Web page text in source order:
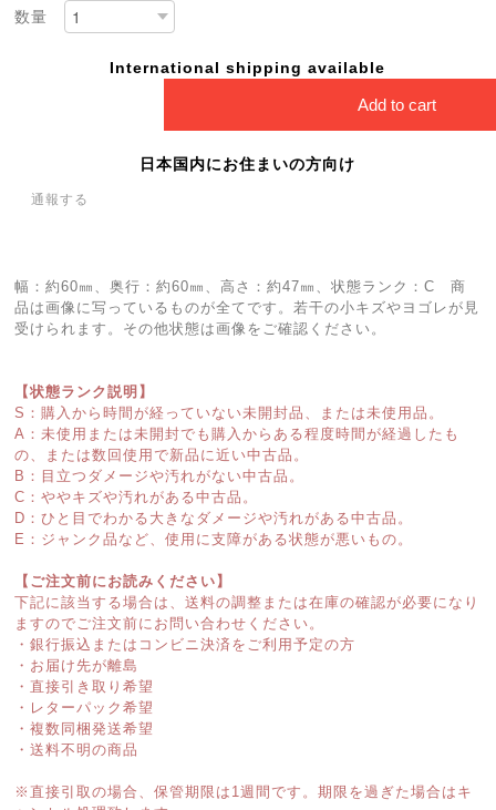
数量
International shipping available
Add to cart
日本国内にお住まいの方向け
通報する
幅：約60㎜、奥行：約60㎜、高さ：約47㎜、状態ランク：C 商
品は画像に写っているものが全てです。若干の小キズやヨゴレが見
受けられます。その他状態は画像をご確認ください。
【状態ランク説明】
S：購入から時間が経っていない未開封品、または未使用品。
A：未使用または未開封でも購入からある程度時間が経過したも
の、または数回使用で新品に近い中古品。
B：目立つダメージや汚れがない中古品。
C：ややキズや汚れがある中古品。
D：ひと目でわかる大きなダメージや汚れがある中古品。
E：ジャンク品など、使用に支障がある状態が悪いもの。
【ご注文前にお読みください】
下記に該当する場合は、送料の調整または在庫の確認が必要になり
ますのでご注文前にお問い合わせください。
・銀行振込またはコンビニ決済をご利用予定の方
・お届け先が離島
・直接引き取り希望
・レターパック希望
・複数同梱発送希望
・送料不明の商品
※直接引取の場合、保管期限は1週間です。期限を過ぎた場合はキ